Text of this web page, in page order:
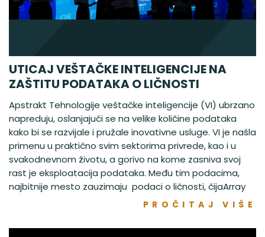
UTICAJ VEŠTAČKE INTELIGENCIJE NA
ZAŠTITU PODATAKA O LIČNOSTI
Apstrakt Tehnologije veštačke inteligencije (VI) ubrzano
napreduju, oslanjajući se na velike količine podataka
kako bi se razvijale i pružale inovativne usluge. VI je našla
primenu u praktično svim sektorima privrede, kao i u
svakodnevnom životu, a gorivo na kome zasniva svoj
rast je eksploatacija podataka. Među tim podacima,
najbitnije mesto zauzimaju podaci o ličnosti, čijaArray
PROČITAJ VIŠE